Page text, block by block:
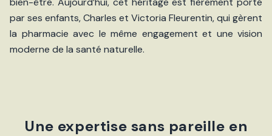
par ses enfants, Charles et Victoria Fleurentin, qui gèrent
la pharmacie avec le même engagement et une vision
moderne de la santé naturelle.
Une expertise sans pareille en